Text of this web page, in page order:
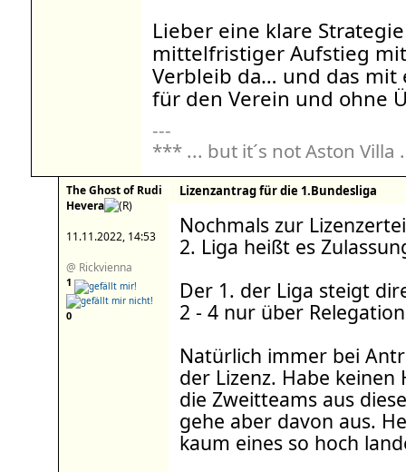
Lieber eine klare
mittelfristiger Aufstieg
Verbleib da… und das
für den Verein und ohne
---
*** ... but it´s not Aston Villa
The Ghost of Rudi
Hevera
11.11.2022, 14:53
@ Rickvienna
1
0
Lizenzantrag für die 1.Bundesliga
Nochmals zur
2. Liga heißt es
Der 1. der Liga steigt
2 - 4 nur über Relegation
Natürlich immer bei
der Lizenz. Habe
die Zweitteams aus
gehe aber davon aus.
kaum eines so hoch